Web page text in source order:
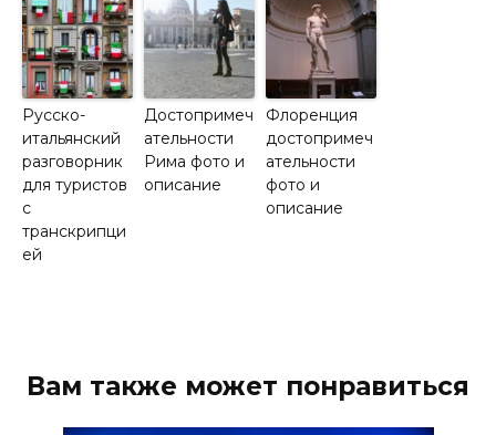
Русско-
итальянский
разговорник
для туристов
с
транскрипци
ей
Достопримеч
ательности
Рима фото и
описание
Флоренция
достопримеч
ательности
фото и
описание
Вам также может понравиться